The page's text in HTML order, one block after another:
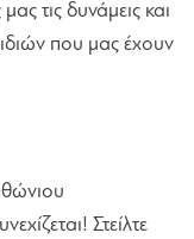
τις δυνάμεις και
που μας έχουν
Στείλτε